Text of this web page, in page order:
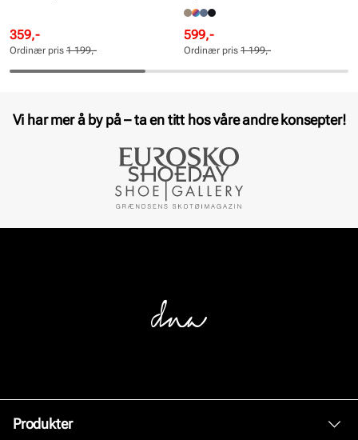
Rabattert
pris
Pris
359,-
Ordinær
pris
Pris
Ordinær pris 1 199,-
Rabattert
pris
Pris
599,-
Ordinær
pris
Pris
Ordinær pris 1 199,-
Vi har mer å by på – ta en titt hos våre andre konsepter!
Produkter